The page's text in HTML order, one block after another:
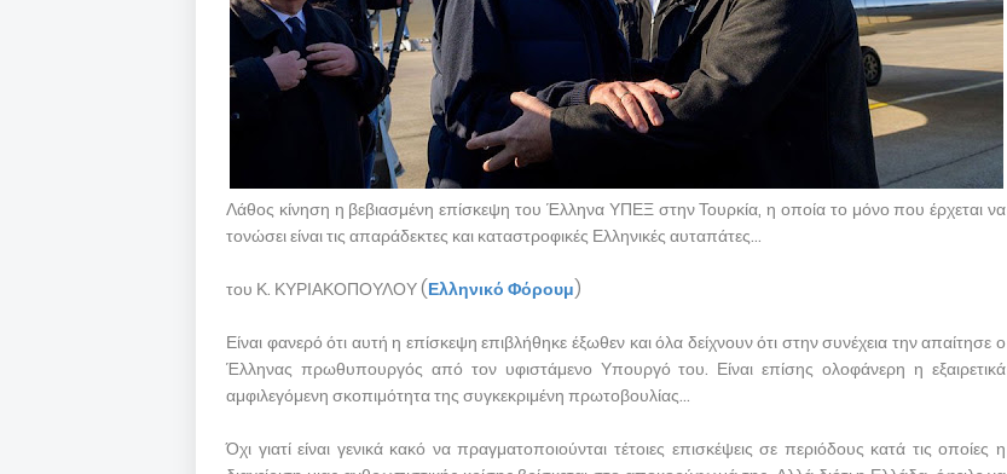
Λάθος κίνηση η βεβιασμένη επίσκεψη του Έλληνα ΥΠΕΞ στην Τουρκία, η οποία το μόνο που έρχεται να
τονώσει είναι τις απαράδεκτες και καταστροφικές Ελληνικές αυταπάτες...
του Κ. ΚΥΡΙΑΚΟΠΟΥΛΟΥ (Ελληνικό Φόρουμ)
Είναι φανερό ότι αυτή η επίσκεψη επιβλήθηκε έξωθεν και όλα δείχνουν ότι στην συνέχεια την απαίτησε ο
Έλληνας πρωθυπουργός από τον υφιστάμενο Υπουργό του. Είναι επίσης ολοφάνερη η εξαιρετικά
αμφιλεγόμενη σκοπιμότητα της συγκεκριμένη πρωτοβουλίας...
Όχι γιατί είναι γενικά κακό να πραγματοποιούνται τέτοιες επισκέψεις σε περιόδους κατά τις οποίες η